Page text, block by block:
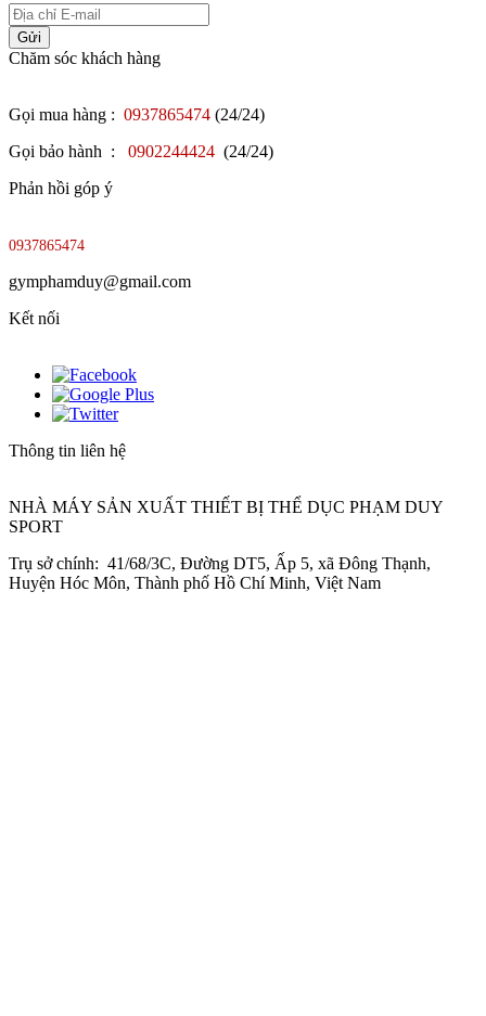
Gửi
Chăm sóc khách hàng
Gọi mua hàng : 0937865474 (24/24)
Gọi bảo hành :
0902244424 (24/24)
Phản hồi góp ý
0937865474
gymphamduy@gmail.com
Kết nối
Thông tin liên hệ
NHÀ MÁY SẢN XUẤT THIẾT BỊ THỂ DỤC PHẠM DUY
SPORT
Trụ sở chính: 41/68/3C, Đường DT5, Ấp 5, xã Đông Thạnh,
Huyện Hóc Môn, Thành phố Hồ Chí Minh, Việt Nam